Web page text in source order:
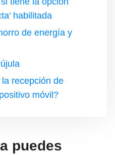
habilitada
de energía y
recepción de
móvil?
puedes